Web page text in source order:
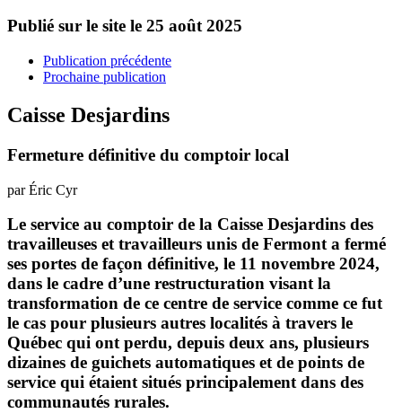
Publié sur le site le 25 août 2025
Publication précédente
Prochaine publication
Caisse Desjardins
Fermeture définitive du comptoir local
par Éric Cyr
Le service au comptoir de la Caisse Desjardins des
travailleuses et travailleurs unis de Fermont a fermé
ses portes de façon définitive, le 11 novembre 2024,
dans le cadre d’une restructuration visant la
transformation de ce centre de service comme ce fut
le cas pour plusieurs autres localités à travers le
Québec qui ont perdu, depuis deux ans, plusieurs
dizaines de guichets automatiques et de points de
service qui étaient situés principalement dans des
communautés rurales.